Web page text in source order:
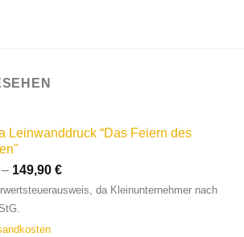
Leinwanddruck “Das Feiern des
– 149,90 €
da Kleinunternehmer nach